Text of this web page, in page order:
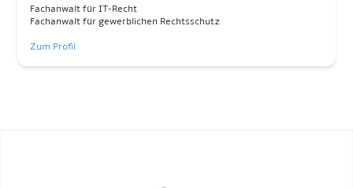
Fachanwalt für IT-Recht
Fachanwalt für gewerblichen Rechtsschutz
Zum Profil